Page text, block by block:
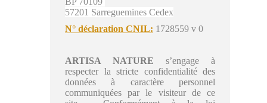
57201 Sarreguemines Cedex
N° déclaration CNIL: 1728559 v 0
ARTISA NATURE s’engage à
respecter la stricte confidentialité des
données à caractère personnel
communiquées par le visiteur de ce